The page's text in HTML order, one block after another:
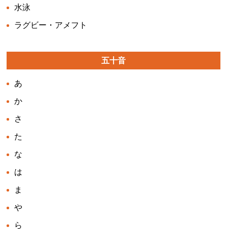
水泳
ラグビー・アメフト
五十音
あ
か
さ
た
な
は
ま
や
ら